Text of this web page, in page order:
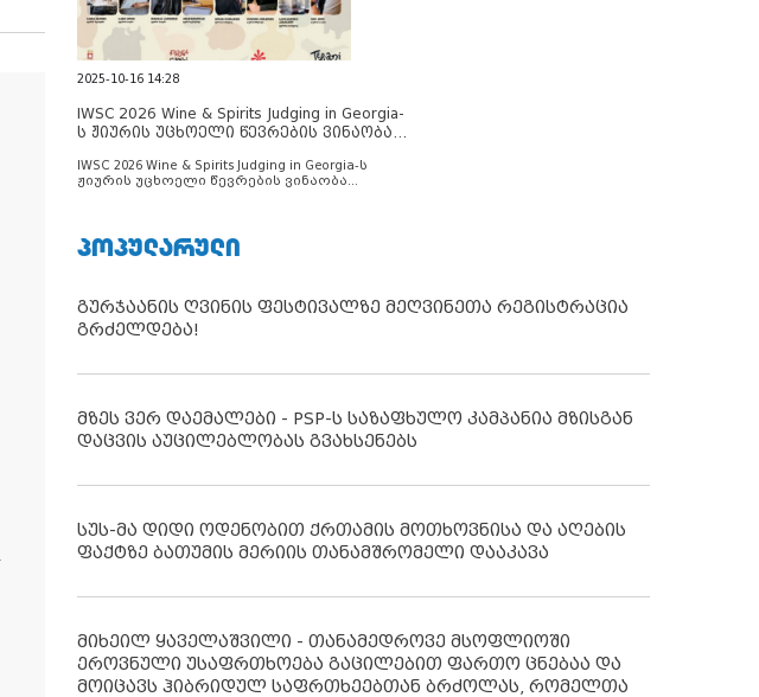
2025-10-16 14:28
IWSC 2026 Wine & Spirits Judging in Georgia-
ს ჟიურის უცხოელი წევრების ვინაობა
IWSC 2026 Wine & Spirits Judging in Georgia-ს
ჟიურის უცხოელი წევრების ვინაობა
ᲞᲝᲞᲣᲚᲐᲠᲣᲚᲘ
გურჯაანის ღვინის ფესტივალზე მეღვინეთა რეგისტრაცია
გრძელდება!
მზეს ვერ დაემალები - PSP-ს საზაფხულო კამპანია მზისგან
დაცვის აუცილებლობას გვახსენებს
სუს-მა დიდი ოდენობით ქრთამის მოთხოვნისა და აღების
ფაქტზე ბათუმის მერიის თანამშრომელი დააკავა
მიხეილ ყაველაშვილი - თანამედროვე მსოფლიოში
ეროვნული უსაფრთხოება გაცილებით ფართო ცნებაა და
მოიცავს ჰიბრიდულ საფრთხეებთან ბრძოლას, რომელთა